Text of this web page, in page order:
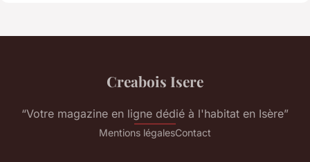
Creabois Isere
“Votre magazine en ligne dédié à l'habitat en Isère”
Mentions légalesContact